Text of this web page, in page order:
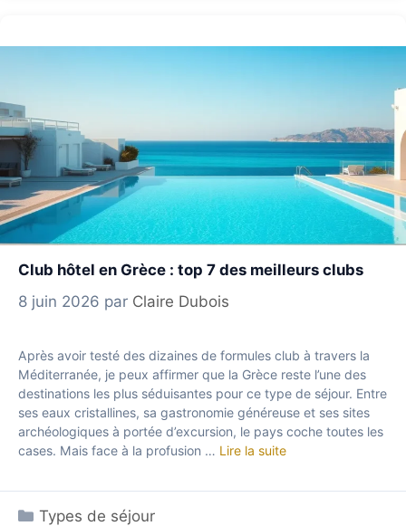
Club hôtel en Grèce : top 7 des meilleurs clubs
8 juin 2026 par Claire Dubois
Après avoir testé des dizaines de formules club à travers la
Méditerranée, je peux affirmer que la Grèce reste l’une des
destinations les plus séduisantes pour ce type de séjour. Entre
ses eaux cristallines, sa gastronomie généreuse et ses sites
archéologiques à portée d’excursion, le pays coche toutes les
cases. Mais face à la profusion … Lire la suite
Catégories
Types de séjour